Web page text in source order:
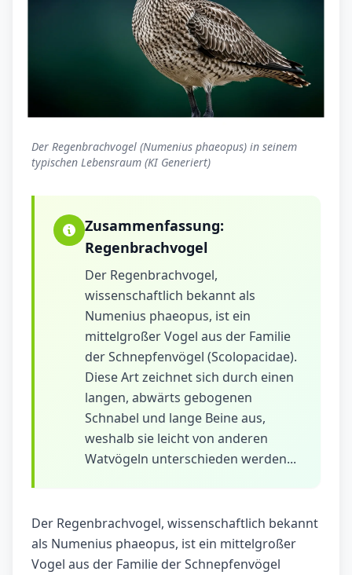
Der Regenbrachvogel (Numenius phaeopus) in seinem
typischen Lebensraum (KI Generiert)
Zusammenfassung:
Regenbrachvogel
Der Regenbrachvogel,
wissenschaftlich bekannt als
Numenius phaeopus, ist ein
mittelgroßer Vogel aus der Familie
der Schnepfenvögel (Scolopacidae).
Diese Art zeichnet sich durch einen
langen, abwärts gebogenen
Schnabel und lange Beine aus,
weshalb sie leicht von anderen
Watvögeln unterschieden werden...
Der Regenbrachvogel, wissenschaftlich bekannt
als Numenius phaeopus, ist ein mittelgroßer
Vogel aus der Familie der Schnepfenvögel